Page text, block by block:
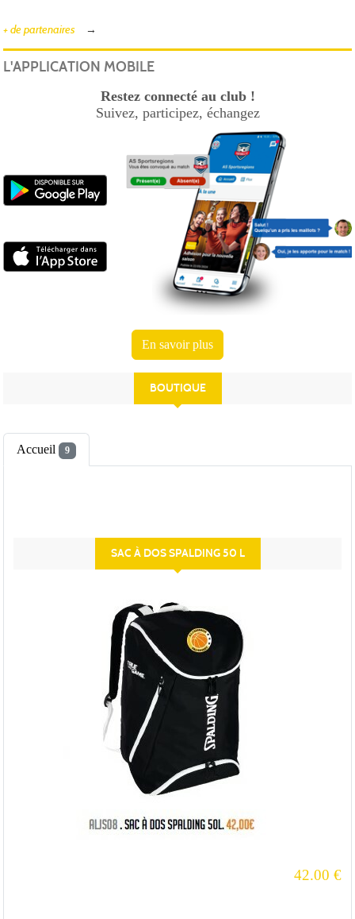
BOUTIQUE
Accueil 9
SAC À DOS SPALDING 50 L
42.00 €
+ de partenaires
L'APPLICATION MOBILE
Restez connecté au club !
Suivez, participez, échangez
En savoir plus